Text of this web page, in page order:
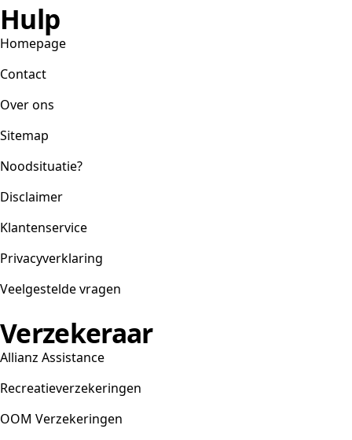
Hulp
Homepage
Contact
Over ons
Sitemap
Noodsituatie?
Disclaimer
Klantenservice
Privacyverklaring
Veelgestelde vragen
Verzekeraar
Allianz Assistance
Recreatieverzekeringen
OOM Verzekeringen